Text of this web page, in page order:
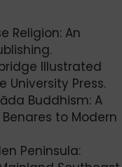
Religion: An
Illustrated
University Press.
Buddhism: A
to Modern
Peninsula: